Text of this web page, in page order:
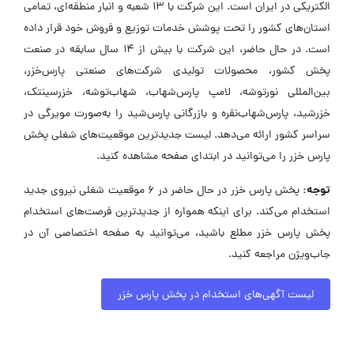
الکتریکی در ایران است. این شرکت با ۱۳ شعبه و انبار منطقه‌ای، تمامی
استان‌های کشور را تحت پوشش خدمات توزیع و فروش خود قرار داده
است. در حال حاضر، این شرکت با بیش از ۱۴ سال سابقه در صنعت
پخش کشور، محصولات تولیدی شرکت‌های صنعتی پارس‌خزر،
بین‌المللی نورتوشه، لامپ پارس‌شهاب، شهاب‌توشه، خزرسینتک،
خزرشید، پارس‌شهاب‌نقره و بازرگانی پارس‌شید را به‌صورت مویرگی در
سراسر کشور ارائه می‌دهد. لیست جدیدترین موقعیت‌های شغلی پخش
پارس خزر را می‌توانید در ابتدای صفحه مشاهده کنید.
توجه:
پخش پارس خزر در حال حاضر در ۶ موقعیت شغلی نیروی جدید
استخدام می‌کند. برای اینکه همواره از جدیدترین فرصت‌های استخدام
پخش پارس خزر مطلع باشید، می‌توانید به صفحه اختصاصی آن در
جاب‌ویژن مراجعه کنید.
لیست آگهی‌های استخدام در پخش پارس خزر